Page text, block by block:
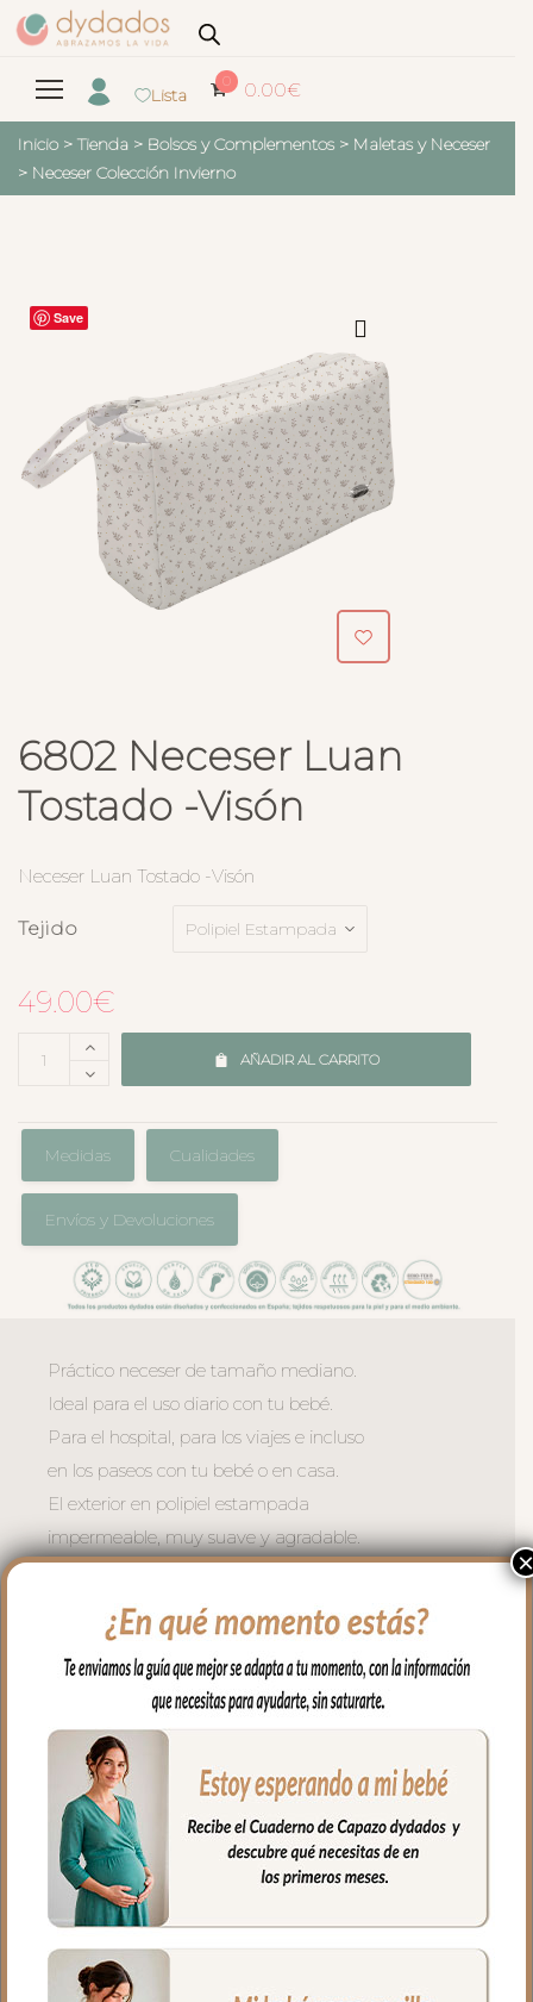
Lista
0 0.00€
Inicio > Tienda > Bolsos y Complementos > Maletas y Neceser
> Neceser Colección Invierno
Save
6802 Neceser Luan
Tostado -Visón
Neceser Luan Tostado -Visón
Tejido
49.00€
AÑADIR AL CARRITO
Medidas Cualidades
Envíos y Devoluciones
Práctico neceser de tamaño mediano.
Ideal para el uso diario con tu bebé.
Para el hospital, para los viajes e incluso
en los paseos con tu bebé o en casa.
El exterior en polipiel estampada
impermeable, muy suave y agradable.
Para el interior tejido blanco
impermeable; muy fácil de limpiar por
dentro y por fuera con paño húmedo y
cuando necesites puedes lavar en
lavadora siempre agua fría jabones no
abrasivos y secado al natural.
Cierre con cremallera al tono del
estampado.
Puedes llevar las cositas del aseo tu bebé,
bien organizadas en el interior.
Medidas:
15 cms Alto
×